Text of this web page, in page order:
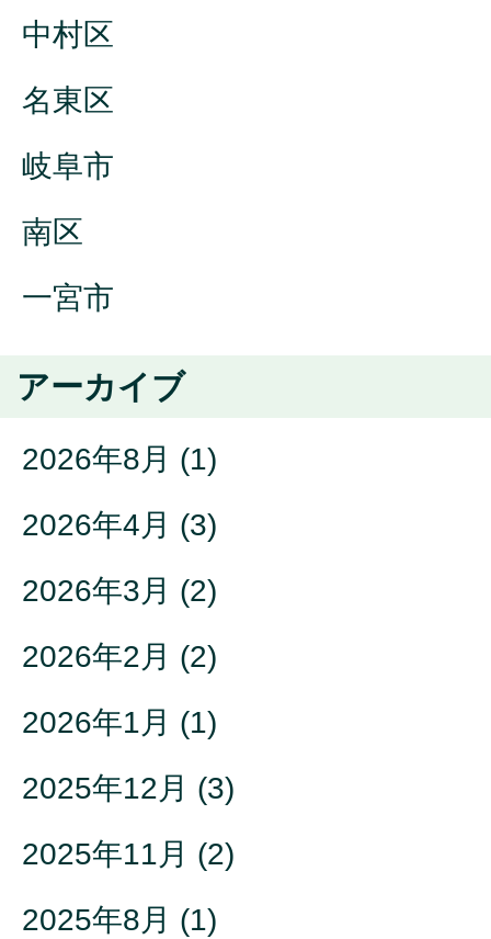
中村区
名東区
岐阜市
南区
一宮市
アーカイブ
2026年8月 (1)
2026年4月 (3)
2026年3月 (2)
2026年2月 (2)
2026年1月 (1)
2025年12月 (3)
2025年11月 (2)
2025年8月 (1)